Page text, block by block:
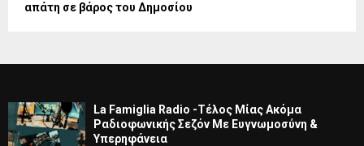
απάτη σε βάρος του Δημοσίου
La Famiglia Radio -Τέλος Μίας Ακόμα
Ραδιοφωνικής Σεζόν Με Ευγνωμοσύνη &
Υπερηφάνεια